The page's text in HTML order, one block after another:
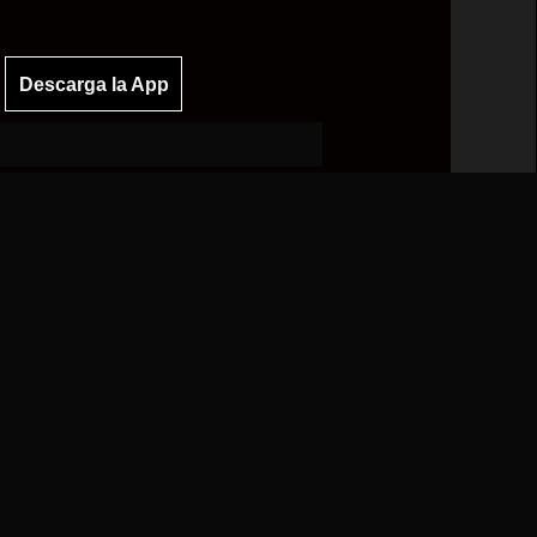
Descarga la App